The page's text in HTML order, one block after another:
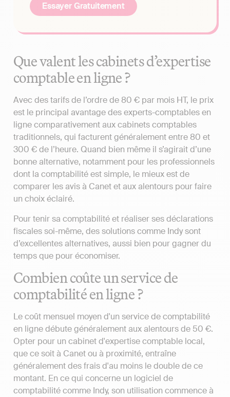
Essayer Gratuitement
Que valent les cabinets d’expertise
comptable en ligne ?
Avec des tarifs de l’ordre de 80 € par mois HT, le prix
est le principal avantage des experts-comptables en
ligne comparativement aux cabinets comptables
traditionnels, qui facturent généralement entre 80 et
300 € de l’heure. Quand bien même il s’agirait d’une
bonne alternative, notamment pour les professionnels
dont la comptabilité est simple, le mieux est de
comparer les avis à Canet et aux alentours pour faire
un choix éclairé.
Pour tenir sa comptabilité et réaliser ses déclarations
fiscales soi-même, des solutions comme Indy sont
d’excellentes alternatives, aussi bien pour gagner du
temps que pour économiser.
Combien coûte un service de
comptabilité en ligne ?
Le coût mensuel moyen d'un service de comptabilité
en ligne débute généralement aux alentours de 50 €.
Opter pour un cabinet d'expertise comptable local,
que ce soit à Canet ou à proximité, entraîne
généralement des frais d'au moins le double de ce
montant. En ce qui concerne un logiciel de
comptabilité comme Indy, son utilisation commence à